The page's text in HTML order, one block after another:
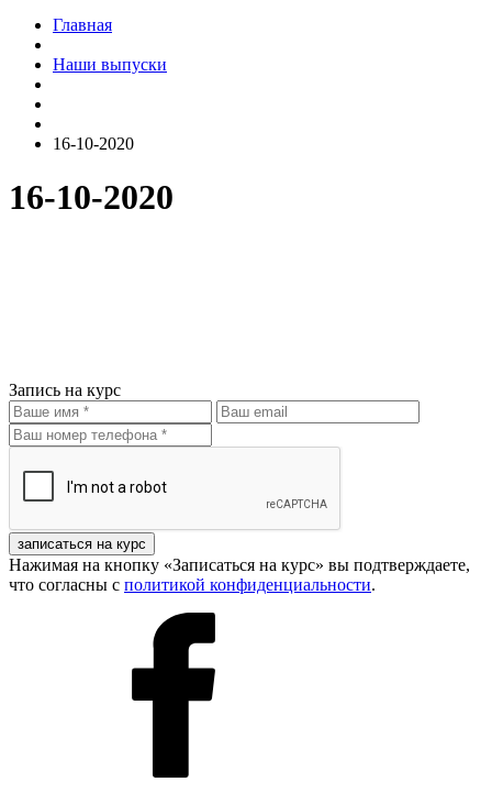
Главная
Наши выпуски
16-10-2020
16-10-2020
Запись на курс
записаться на курс
Нажимая на кнопку «Записаться на курс» вы подтверждаете,
что согласны с политикой конфиденциальности.